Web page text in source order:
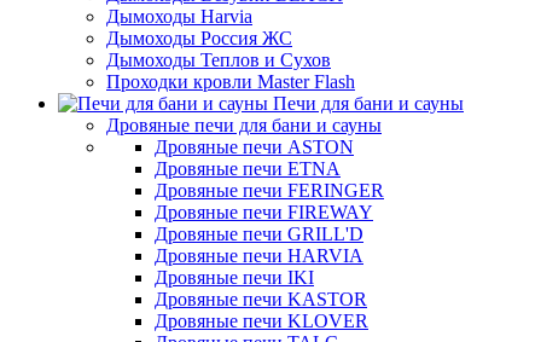
Дымоходы Harvia
Дымоходы Россия ЖС
Дымоходы Теплов и Сухов
Проходки кровли Master Flash
Печи для бани и сауны
Дровяные печи для бани и сауны
Дровяные печи ASTON
Дровяные печи ETNA
Дровяные печи FERINGER
Дровяные печи FIREWAY
Дровяные печи GRILL'D
Дровяные печи HARVIA
Дровяные печи IKI
Дровяные печи KASTOR
Дровяные печи KLOVER